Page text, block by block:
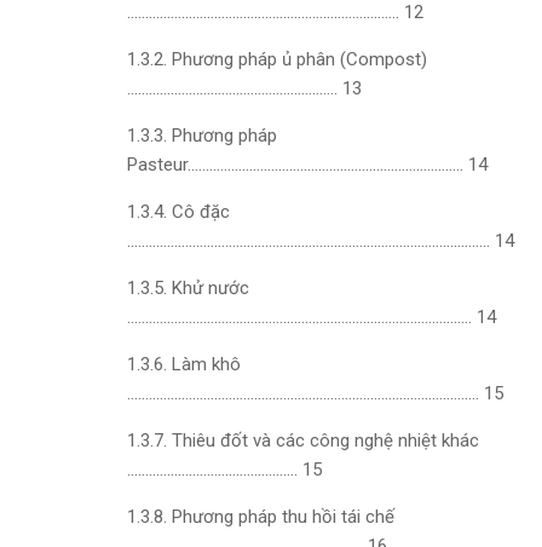
………………………………………………………………… 12
1.3.2. Phương pháp ủ phân (Compost)
…………………………………………………. 13
1.3.3. Phương pháp
Pasteur…………………………………………………………………. 14
1.3.4. Cô đặc
………………………………………………………………………………………. 14
1.3.5. Khử nước
………………………………………………………………………………….. 14
1.3.6. Làm khô
……………………………………………………………………………………. 15
1.3.7. Thiêu đốt và các công nghệ nhiệt khác
……………………………………….. 15
1.3.8. Phương pháp thu hồi tái chế